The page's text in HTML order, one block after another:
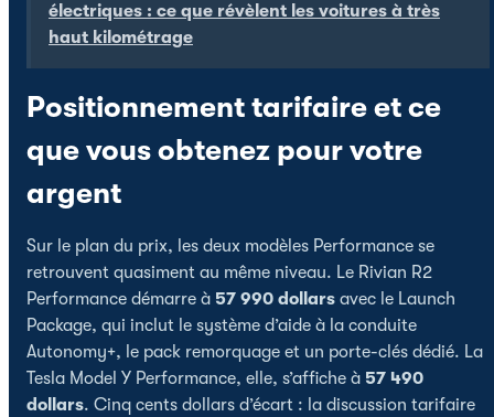
électriques : ce que révèlent les voitures à très
haut kilométrage
Positionnement tarifaire et ce
que vous obtenez pour votre
argent
Sur le plan du prix, les deux modèles Performance se
retrouvent quasiment au même niveau. Le Rivian R2
Performance démarre à 57 990 dollars avec le Launch
Package, qui inclut le système d’aide à la conduite
Autonomy+, le pack remorquage et un porte-clés dédié. La
Tesla Model Y Performance, elle, s’affiche à 57 490
dollars. Cinq cents dollars d’écart : la discussion tarifaire